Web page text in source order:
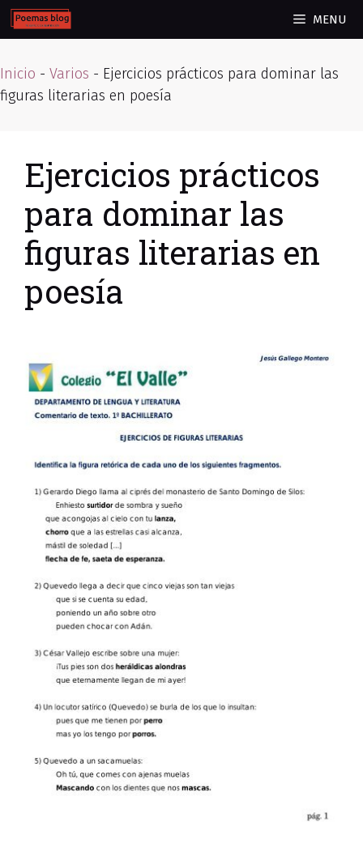
Skip
to
MENU
Inicio - Varios - Ejercicios prácticos para dominar las
figuras literarias en poesía
Ejercicios prácticos
para dominar las
figuras literarias en
poesía